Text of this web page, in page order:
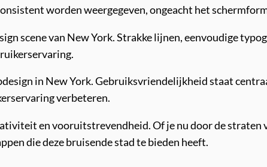
worden weergegeven, ongeacht het
scene van New York. Strakke lijnen, eenvoudige
in New York. Gebruiksvriendelijkheid staat
verbeteren.
en vooruitstrevendheid. Of je nu door de
die deze bruisende stad te bieden heeft.